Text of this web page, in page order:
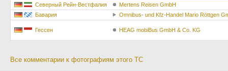
Северный Рейн-Вестфалия
Mertens Reisen GmbH
Бавария
Omnibus- und Kfz-Handel Mario Röttgen
Гессен HEAG mobiBus GmbH & Co. KG
Все комментарии к фотографиям этого ТС